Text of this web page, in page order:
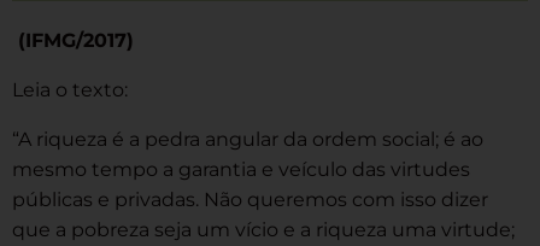
(IFMG/2017)
Leia o texto:
“A riqueza é a pedra angular da ordem social; é ao
mesmo tempo a garantia e veículo das virtudes
públicas e privadas. Não queremos com isso dizer
que a pobreza seja um vício e a riqueza uma virtude;